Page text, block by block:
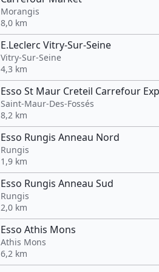
Morangis
8,0 km
E.Leclerc Vitry-Sur-Seine
Vitry-Sur-Seine
4,3 km
Esso St Maur Creteil Carrefour
Saint-Maur-Des-Fossés
8,2 km
Esso Rungis Anneau Nord
Rungis
1,9 km
Esso Rungis Anneau Sud
Rungis
2,0 km
Esso Athis Mons
Athis Mons
6,2 km